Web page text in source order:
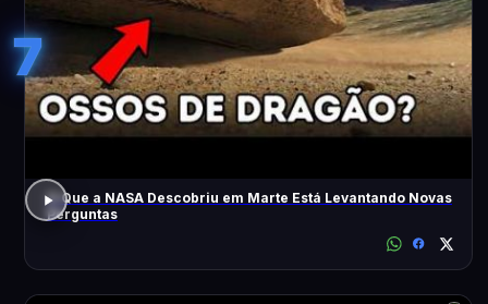
7
O Que a NASA Descobriu em Marte Está Levantando Novas
Perguntas